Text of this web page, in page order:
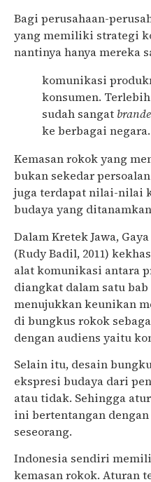
Bagi perusahaan-
yang memiliki strategi
nantinya hanya mereka
komunikasi
konsumen.
sudah sangat
ke berbagai negara.
Kemasan rokok yang
bukan sekedar
juga terdapat nilai-nilai
budaya yang
Dalam Kretek Jawa,
(Rudy Badil, 2011)
alat komunikasi antara
diangkat dalam satu
menujukkan keunikan
di bungkus rokok
dengan audiens yaitu
Selain itu, desain
ekspresi budaya dari
atau tidak. Sehingga
ini bertentangan
seseorang.
Indonesia sendiri
kemasan rokok. Aturan